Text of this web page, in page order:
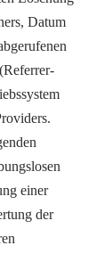
Datum
einer
der